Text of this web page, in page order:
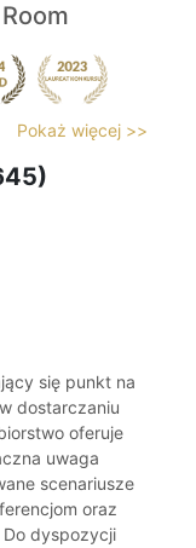
Pokaż więcej >>
się punkt na
dostarczaniu
oferuje
uwaga
scenariusze
oraz
Do dyspozycji